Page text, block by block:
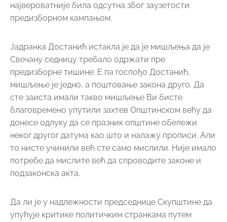
највероватније била одсутна због заузетости
предизборном кампањом.
Јадранка Достанић истакла је да је мишљења да је
Свечану седницу требало одржати пре
предизборне тишине. Е па госпођо Достанић,
мишљење је једно, а поштовање закона друго. Да
сте заиста имали такво мишљење Ви бисте
благовремено упутили захтев Општинском већу да
донесе одлуку да се празник општине обележи
неког другог датума као што и налажу прописи. Али
то нисте учинили већ сте само мислили. Није имало
потребе да мислите већ да спроводите законе и
подзаконска акта.
Да ли је у надлежности председнице Скупштине да
упућује критике политичким странкама путем